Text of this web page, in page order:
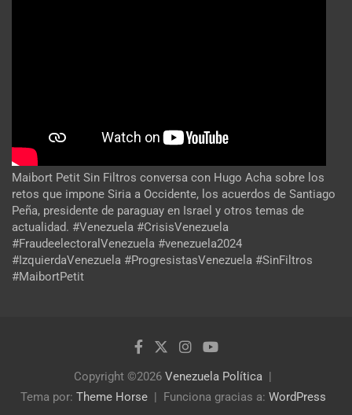
Maibort Petit Sin Filtros conversa con Hugo Acha sobre los
retos que impone Siria a Occidente, los acuerdos de Santiago
Peña, presidente de paraguay en Israel y otros temas de
actualidad. #Venezuela #CrisisVenezuela
#FraudeelectoralVenezuela #venezuela2024
#IzquierdaVenezuela #ProgresistasVenezuela #SinFiltros
#MaibortPetit
Copyright ©2026 Venezuela Política
Tema por: Theme Horse Funciona gracias a: WordPress